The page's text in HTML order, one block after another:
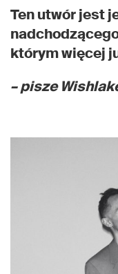
Ten utwór jest
którym więcej
– pisze